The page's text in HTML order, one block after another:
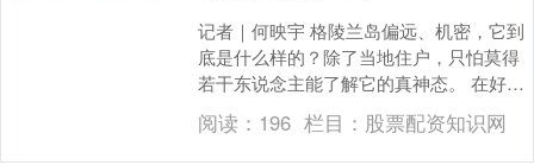
记者｜何映宇 格陵兰岛偏远、机密，它到
底是什么样的？除了当地住户，只怕莫得
若干东说念主能了解它的真神态。 在好莱
坞电影中，格陵兰岛偶尔会出目下《后
天》这么的不精....
阅读： 196 栏目： 股票配资知识网